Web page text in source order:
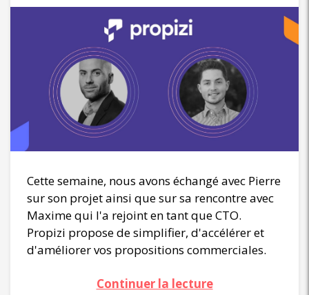
Cette semaine, nous avons échangé avec Pierre
sur son projet ainsi que sur sa rencontre avec
Maxime qui l'a rejoint en tant que CTO.
Propizi propose de simplifier, d'accélérer et
d'améliorer vos propositions commerciales.
Continuer la lecture